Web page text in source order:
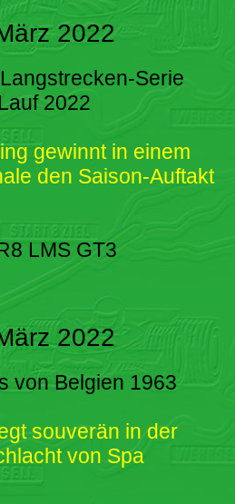
2022
Serie
2022
gewinnt in einem
den Saison-Auftakt
LMS GT3
2022
von Belgien 1963
souverän in der
von Spa